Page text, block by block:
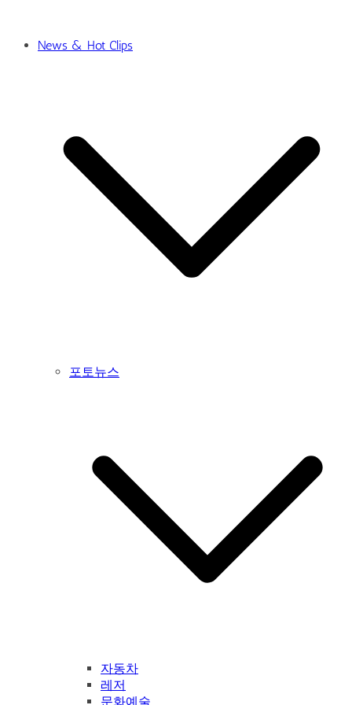
News & Hot Clips
포토뉴스
자동차
레저
문화예술